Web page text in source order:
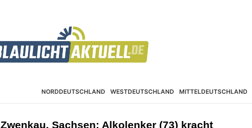
NORDDEUTSCHLAND WESTDEUTSCHLAND MITTELDEUTSCHLAND
Zwenkau, Sachsen: Alkolenker (73) kracht